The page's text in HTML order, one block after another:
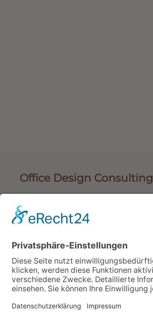
Office Design Consulting
2500 Baden
+43 2252 209123-0
office@officedesign.at